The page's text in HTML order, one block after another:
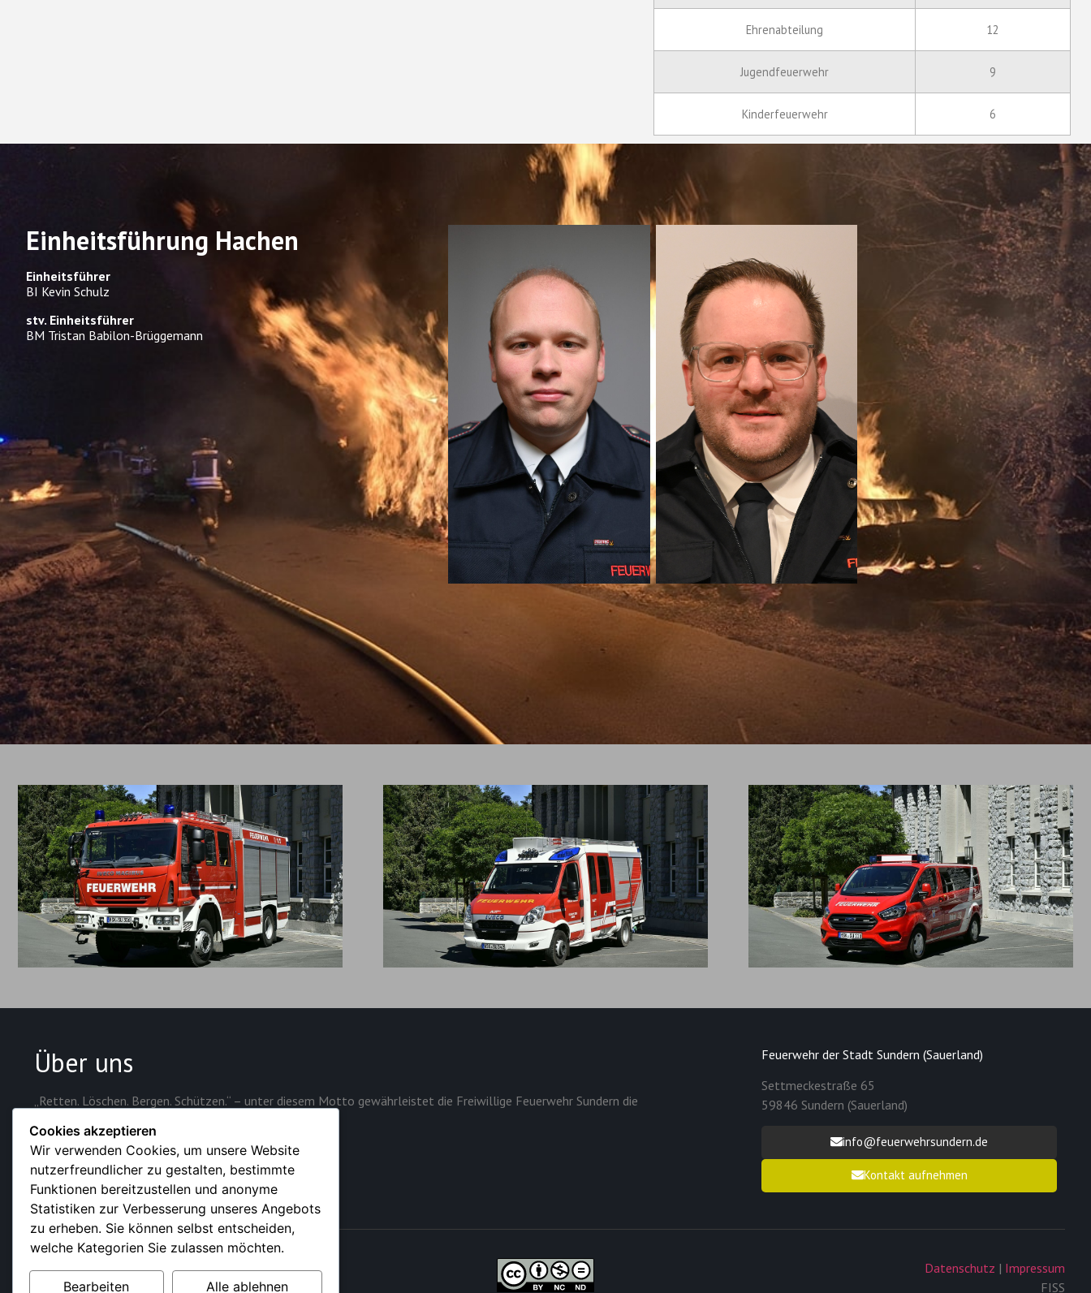
Ehrenabteilung 12
Jugendfeuerwehr 9
Kinderfeuerwehr 6
Einheitsführung Hachen
Einheitsführer
BI Kevin Schulz
stv. Einheitsführer
BM Tristan Babilon-Brüggemann
Über uns
„Retten. Löschen. Bergen. Schützen.“ – unter diesem Motto gewährleistet die Freiwillige Feuerwehr Sundern die
Feuerwehr der Stadt Sundern (Sauerland)
Settmeckestraße 65
59846 Sundern (Sauerland)
info@feuerwehrsundern.de
Kontakt aufnehmen
© 2026 – Feuerwehr der Stadt Sundern (Sauerland) Datenschutz | Impressum
FISS
Cookies akzeptieren
Wir verwenden Cookies, um unsere Website
nutzerfreundlicher zu gestalten, bestimmte
Funktionen bereitzustellen und anonyme
Statistiken zur Verbesserung unseres Angebots
zu erheben. Sie können selbst entscheiden,
welche Kategorien Sie zulassen möchten.
Bearbeiten Alle ablehnen